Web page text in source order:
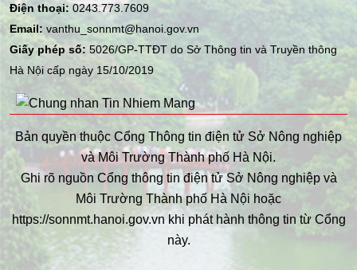
Điện thoại:0243.773.7609
Email: vanthu_sonnmt@hanoi.gov.vn
Giấy phép số: 5026/GP-TTĐT do Sở Thông tin và Truyền thông
Hà Nội cấp ngày 15/10/2019
Bản quyền thuộc Cổng Thông tin điện tử Sở Nông nghiệp
và Môi Trường Thành phố Hà Nội.
Ghi rõ nguồn Cổng thông tin điện tử Sở Nông nghiệp và
Môi Trường Thành phố Hà Nội hoặc
https://sonnmt.hanoi.gov.vn khi phát hành thông tin từ Cổng
này.